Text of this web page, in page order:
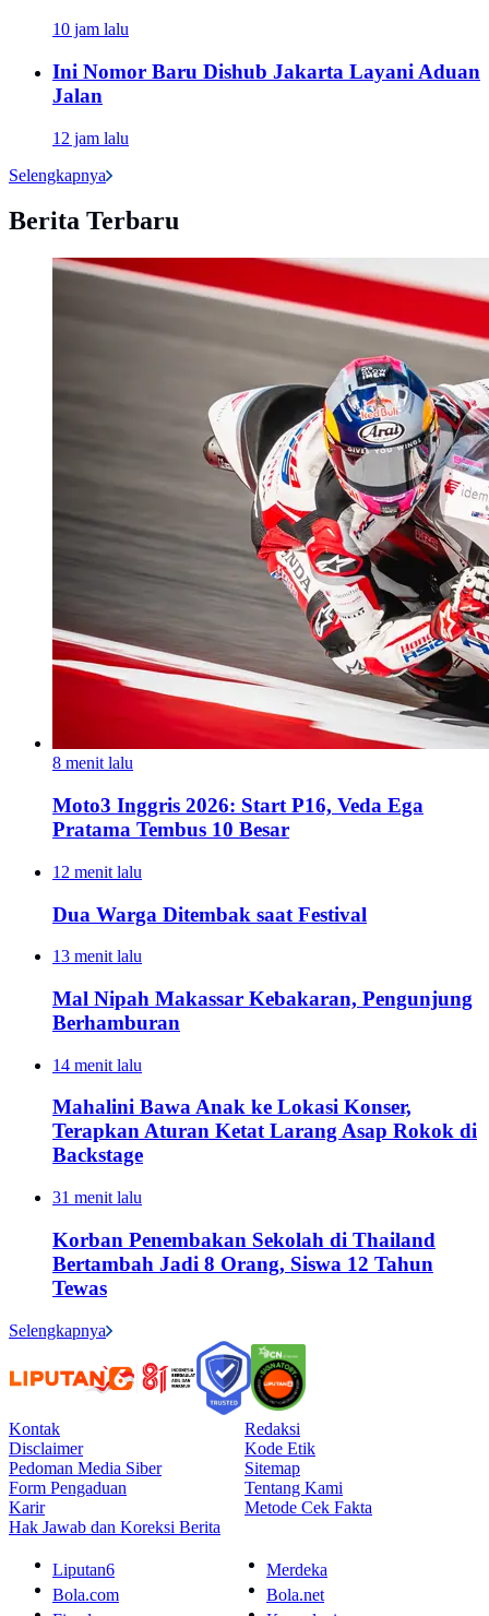
10 jam lalu
Ini Nomor Baru Dishub Jakarta Layani Aduan
Jalan
12 jam lalu
Selengkapnya
Berita Terbaru
8 menit lalu
Moto3 Inggris 2026: Start P16, Veda Ega
Pratama Tembus 10 Besar
12 menit lalu
Dua Warga Ditembak saat Festival
13 menit lalu
Mal Nipah Makassar Kebakaran, Pengunjung
Berhamburan
14 menit lalu
Mahalini Bawa Anak ke Lokasi Konser,
Terapkan Aturan Ketat Larang Asap Rokok di
Backstage
31 menit lalu
Korban Penembakan Sekolah di Thailand
Bertambah Jadi 8 Orang, Siswa 12 Tahun
Tewas
Selengkapnya
Kontak
Redaksi
Disclaimer
Kode Etik
Pedoman Media Siber
Sitemap
Form Pengaduan
Tentang Kami
Karir
Metode Cek Fakta
Hak Jawab dan Koreksi Berita
Liputan6
Merdeka
Bola.com
Bola.net